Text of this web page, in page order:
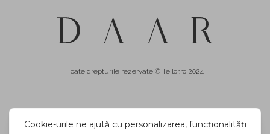
Toate drepturile rezervate © Teilor.ro 2024